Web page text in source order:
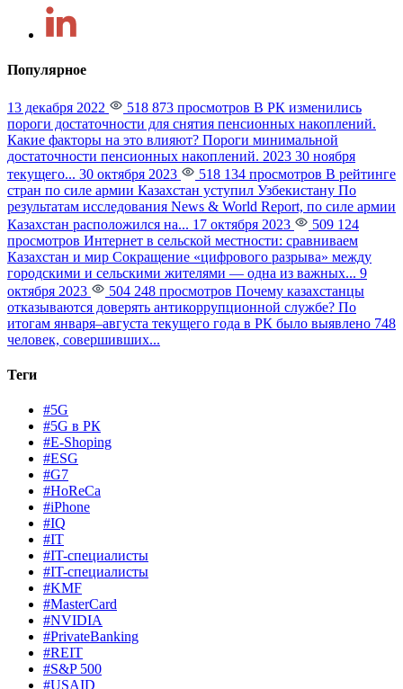
Популярное
13 декабря 2022 518 873 просмотров В РК изменились
пороги достаточности для снятия пенсионных накоплений.
Какие факторы на это влияют? Пороги минимальной
достаточности пенсионных накоплений. 2023 30 ноября
текущего... 30 октября 2023 518 134 просмотров В рейтинге
стран по силе армии Казахстан уступил Узбекистану По
результатам исследования News & World Report, по силе армии
Казахстан расположился на... 17 октября 2023
509 124
просмотров Интернет в сельской местности: сравниваем
Казахстан и мир Сокращение «цифрового разрыва» между
городскими и сельскими жителями — одна из важных... 9
октября 2023
504 248 просмотров Почему казахстанцы
отказываются доверять антикоррупционной службе? По
итогам января–августа текущего года в РК было выявлено 748
человек, совершивших...
Теги
#5G
#5G в РК
#E-Shoping
#ESG
#G7
#HoReCa
#iPhone
#IQ
#IT
#IT-специалисты
#IT-специалисты
#KMF
#MasterCard
#NVIDIA
#PrivateBanking
#REIT
#S&P 500
#USAID